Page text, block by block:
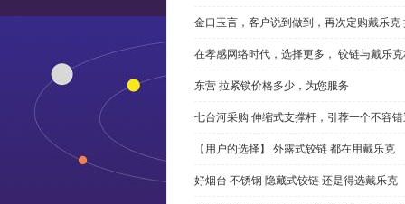
金口玉言，客户说到做到，再次定购戴乐克
在孝感网络时代，选择更多， 铰链与戴乐
东营 拉紧锁价格多少，为您服务
七台河采购 伸缩式支撑杆，引荐一个不容
【用户的选择】 外露式铰链 都在用戴乐克
好烟台 不锈钢 隐藏式铰链 还是得选戴乐克